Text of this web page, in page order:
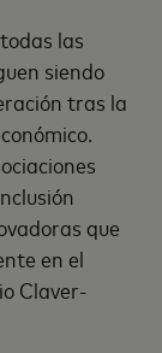
las
siendo
tras la
que
en el
Claver-